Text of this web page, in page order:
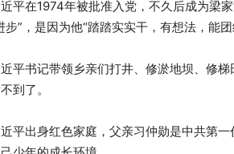
平在1974年被批准入党，不久后成为梁
步”，是因为他“踏踏实实干，有想法，能团
平书记带领乡亲们打井、修淤地坝、修
到了。
平出身红色家庭，父亲习仲勋是中共第